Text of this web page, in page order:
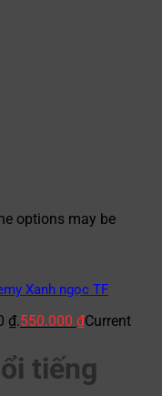
options may be
Xanh ngọc TF
₫.550.000 ₫Current
tiếng